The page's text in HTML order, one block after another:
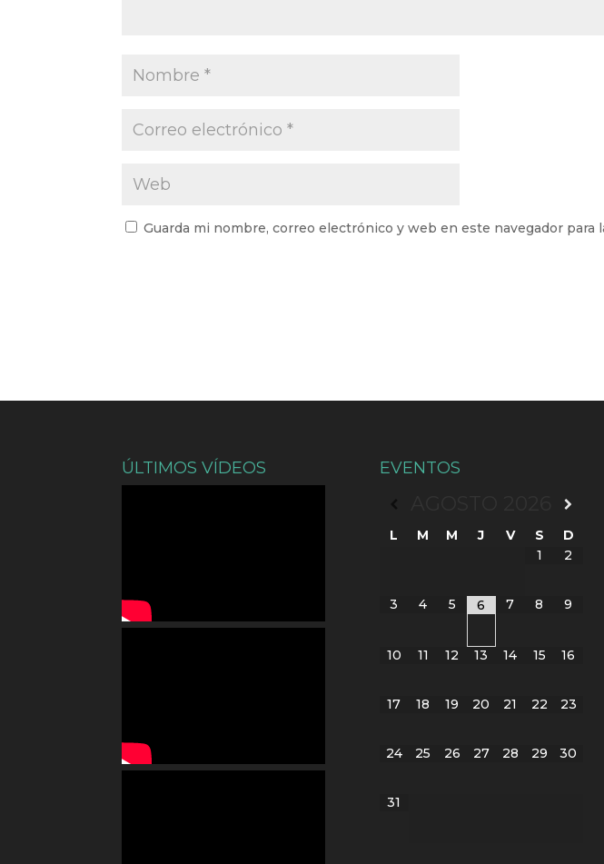
Guarda mi nombre, correo electrónico y web en este navegador para
ÚLTIMOS VÍDEOS EVENTOS
L M M J V S
D
1
2
3 4 5 6 7 8 9
10 11 12 13 14 15 16
17 18 19 20 21 22 23
24 25 26 27 28 29 30
31